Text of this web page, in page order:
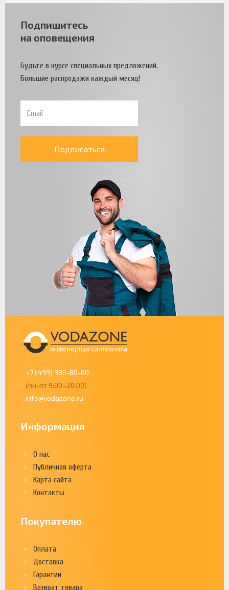
Подпишитесь
на оповещения
Будьте в курсе специальных предложений.
Большие распродажи каждый месяц!
Подписаться
+7 (499) 380-80-80
(пн-пт 9:00–20:00)
info@vodazone.ru
Информация
О нас
Публичная оферта
Карта сайта
Контакты
Покупателю
Оплата
Доставка
Гарантии
Возврат товара